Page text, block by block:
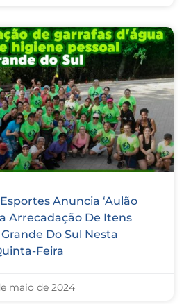
Anuncia ‘Aulão
Arrecadação De Itens
Do Sul Nesta
Feira
maio de 2024